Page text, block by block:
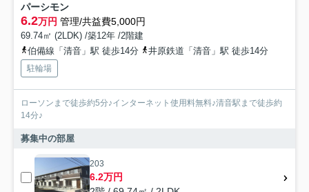
パーシモン
6.2万円 管理/共益費5,000円
69.74㎡ (2LDK) /築12年 /2階建
伯備線「清音」駅 徒歩14分
井原鉄道「清音」駅 徒歩14分
駐輪場
ローソンまで徒歩約5分♪インターネット使用料無料♪清音駅まで徒歩約
14分♪
募集中の部屋
203
6.2万円